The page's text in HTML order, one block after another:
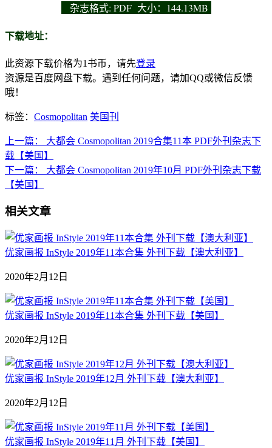
杂志格式: PDF 大小：144.13MB
下载地址：
此资源下载价格为1 书币，请先登录
资源是百度网盘下载。遇到任何问题，请加QQ或微信反馈
哦！
标签： Cosmopolitan 美国刊
上一篇：
大都会 Cosmopolitan 2019合集11本 PDF外刊杂志下
载【美国】
下一篇：
大都会 Cosmopolitan 2019年10月 PDF外刊杂志下载
【美国】
相关文章
优家画报 InStyle 2019年11本合集 外刊下载【澳大利亚】
2020年2月12日
优家画报 InStyle 2019年11本合集 外刊下载【美国】
2020年2月12日
优家画报 InStyle 2019年12月 外刊下载【澳大利亚】
2020年2月12日
优家画报 InStyle 2019年11月 外刊下载【美国】